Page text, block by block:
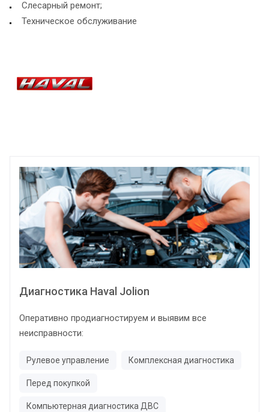
Слесарный ремонт;
Техническое обслуживание
Диагностика Haval Jolion
Оперативно продиагностируем и выявим все
неисправности:
Рулевое управление Комплексная диагностика
Перед покупкой
Компьютерная диагностика ДВС